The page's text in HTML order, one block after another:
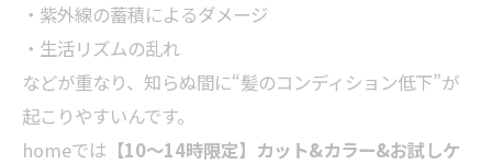
・紫外線の蓄積によるダメージ
・生活リズムの乱れ
などが重なり、知らぬ間に“髪のコンディション低下”が
起こりやすいんです。
homeでは 【10～14時限定】カット&カラー&お試しケ